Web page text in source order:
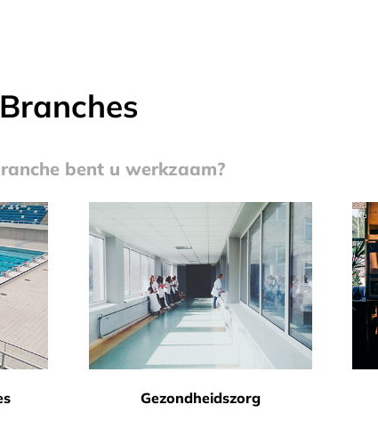
Branches
bent u werkzaam?
Gezondheidszorg